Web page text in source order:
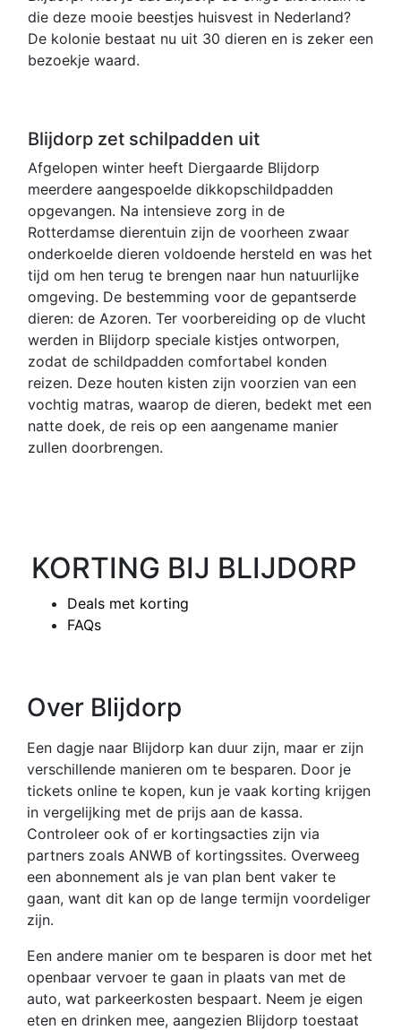
KORTING BIJ BLIJDORP
Deals met korting
FAQs
die deze mooie beestjes huisvest in Nederland?
De kolonie bestaat nu uit 30 dieren en is zeker een
bezoekje waard.
Blijdorp zet schilpadden uit
Afgelopen winter heeft Diergaarde Blijdorp
meerdere aangespoelde dikkopschildpadden
opgevangen. Na intensieve zorg in de
Rotterdamse dierentuin zijn de voorheen zwaar
onderkoelde dieren voldoende hersteld en was het
tijd om hen terug te brengen naar hun natuurlijke
omgeving. De bestemming voor de gepantserde
dieren: de Azoren. Ter voorbereiding op de vlucht
werden in Blijdorp speciale kistjes ontworpen,
zodat de schildpadden comfortabel konden
reizen. Deze houten kisten zijn voorzien van een
vochtig matras, waarop de dieren, bedekt met een
natte doek, de reis op een aangename manier
zullen doorbrengen.
Over Blijdorp
Een dagje naar Blijdorp kan duur zijn, maar er zijn
verschillende manieren om te besparen. Door je
tickets online te kopen, kun je vaak korting krijgen
in vergelijking met de prijs aan de kassa.
Controleer ook of er kortingsacties zijn via
partners zoals ANWB of kortingssites. Overweeg
een abonnement als je van plan bent vaker te
gaan, want dit kan op de lange termijn voordeliger
zijn.
Een andere manier om te besparen is door met het
openbaar vervoer te gaan in plaats van met de
auto, wat parkeerkosten bespaart. Neem je eigen
eten en drinken mee, aangezien Blijdorp toestaat